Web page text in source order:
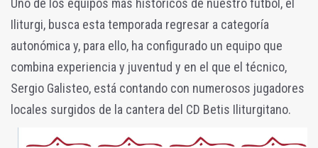
Uno de los equipos más históricos de nuestro fútbol, el
Iliturgi, busca esta temporada regresar a categoría
autonómica y, para ello, ha configurado un equipo que
combina experiencia y juventud y en el que el técnico,
Sergio Galisteo, está contando con numerosos jugadores
locales surgidos de la cantera del CD Betis Iliturgitano.